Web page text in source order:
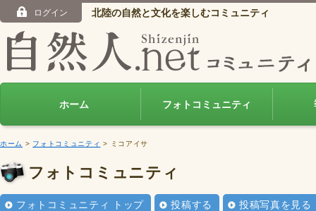
ログイン 北陸の自然と文化を楽しむコミュニティ
ホーム フォトコミュニティ
ホーム > フォトコミュニティ > ミコアイサ
フォトコミュニティ
フォトコミュニティ トップ 投稿する 投稿写真を見る